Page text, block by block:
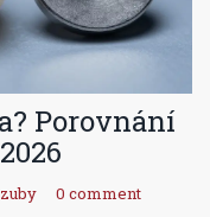
Porovnání
0 comment